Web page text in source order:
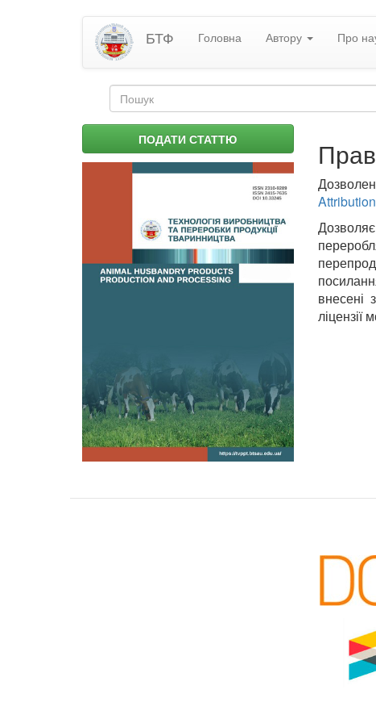
БТФ Головна Автору Про
Пошукова
форма
ПОДАТИ СТАТТЮ
внесені